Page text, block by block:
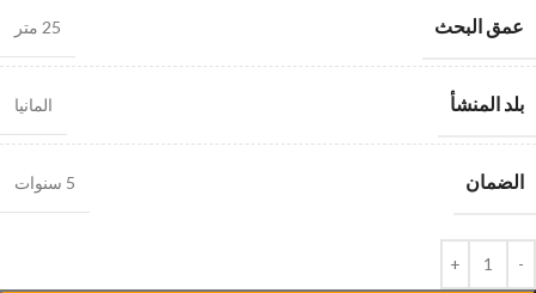
عمق البحث 25 متر
بلد المنشأ المانيا
الضمان 5 سنوات